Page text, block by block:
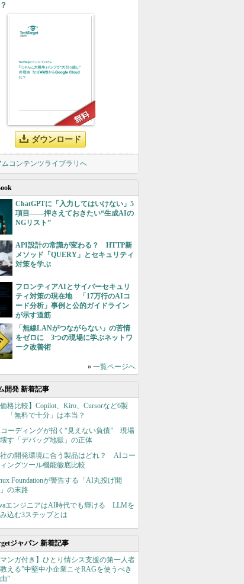
ダウンロード
ムコンテンツライブラリへ
ChatGPTに「入力してはいけない」5
項目――押さえておきたい“生成AIの
NGリスト”
API設計の常識が変わる？ HTTP新
メソッド「QUERY」とセキュリティ
対策を学ぶ
フロンティアAIとサイバーセキュリ
ティ対策の現在地 「17万行のAIコ
ード分析」事例と公的ガイドライン
が示す道筋
「無線LANがつながらない」の苦情
をゼロに 3つの現場に学ぶネットワ
ーク改善術
» 一覧ページへ
開発 新着記事
価格比較】Copilot、Kiro、Cursorなど6製
「無料で十分」は本当？
ーディングが招く“見えない負債” 現場
す「デバッグ地獄」の正体
の開発環境に合う製品はどれ？ AIコー
ングツール機能徹底比較
Foundationが警告する「AI丸投げ開
の末路
エンジニアはAI時代でも輝ける LLMを
込む3ステップとは
ジャパン 新着記事
マンガ付き】ひとり情シス支援の第一人者
える”中堅中小企業こそRAGを使うべき
”